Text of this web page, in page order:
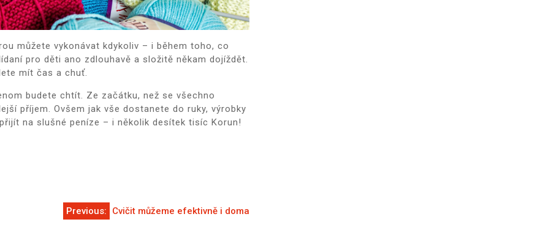
můžete vykonávat kdykoliv – i během toho, co
pro děti ano zdlouhavě a složitě někam dojíždět.
mít čas a chuť.
budete chtít. Ze začátku, než se všechno
příjem. Ovšem jak vše dostanete do ruky, výrobky
na slušné peníze – i několik desítek tisíc Korun!
Previous: Cvičit můžeme efektivně i doma